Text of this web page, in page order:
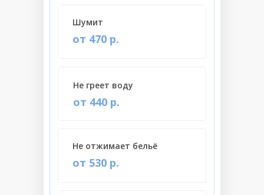
от 470 р.
Шумит
от 440 р.
Не греет воду
от 530 р.
Не отжимает бельё